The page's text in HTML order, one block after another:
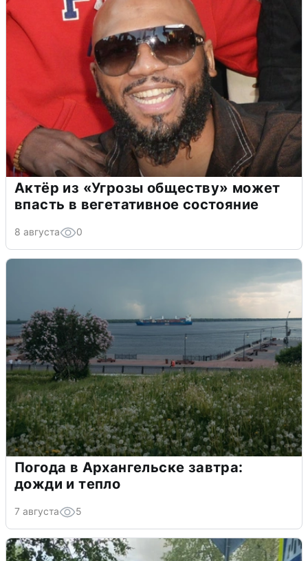
Актёр из «Угрозы обществу» может
впасть в вегетативное состояние
8 августа 0
Погода в Архангельске завтра:
дожди и тепло
7 августа 5